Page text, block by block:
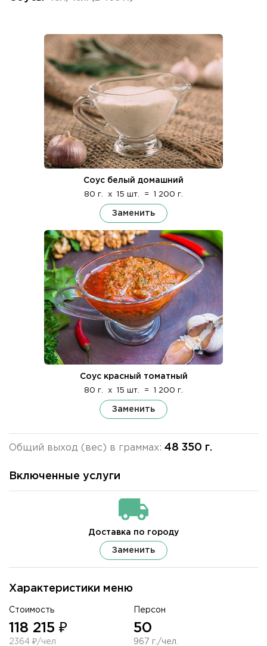
Характеристики меню
Стоимость
118 215 ₽
2364 ₽/чел
Персон
50
967 г./чел.
Соус белый домашний
80 г. x 15 шт. = 1 200 г.
Заменить
Соус красный томатный
80 г. x 15 шт. = 1 200 г.
Заменить
Общий выход (вес) в граммах: 48 350 г.
Включенные услуги
Доставка по городу
Заменить